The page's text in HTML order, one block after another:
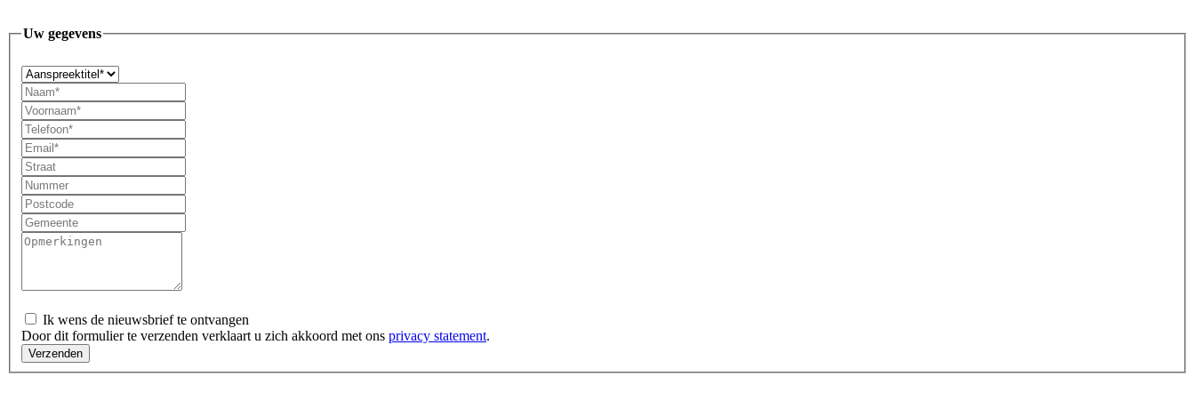
Uw gegevens
Ik wens de nieuwsbrief te ontvangen
Door dit formulier te verzenden verklaart u zich akkoord met ons privacy statement.
Verzenden